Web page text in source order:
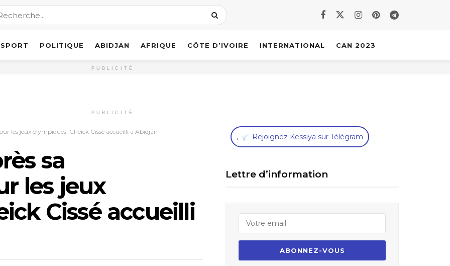
SPORT POLITIQUE ABIDJAN AFRIQUE CÔTE D’IVOIRE INTERNATIONAL CAN 2023
PUBLICITÉ
PUBLICITÉ
les jeux olympiques, Cheick Cissé accueilli à Abidjan
sa
les jeux
Cissé accueilli
, Rejoignez Kessiya sur Télégram
Lettre d’information